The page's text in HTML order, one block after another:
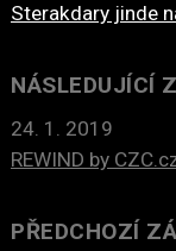
Sterakdary jinde
NÁSLEDUJÍCÍ
24. 1. 2019
REWIND by
PŘEDCHOZÍ